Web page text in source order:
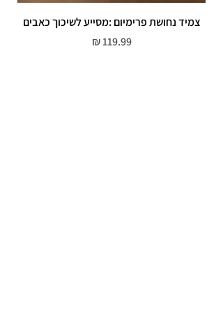
צמיד נחושת פרימיום :מסייע לשיכוך כאבים
מחיר‏119.99 ‏₪